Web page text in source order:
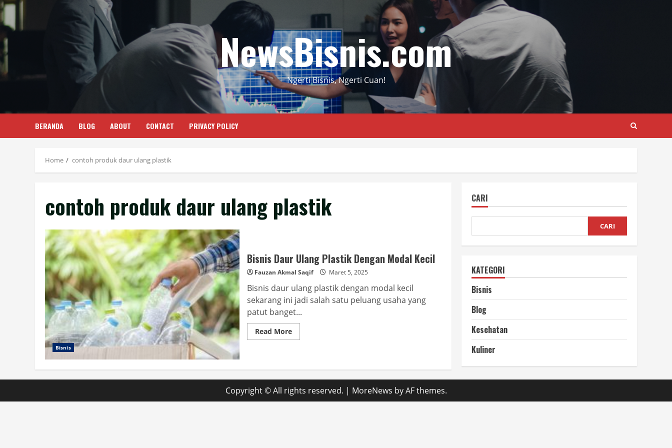
Skip
content
NewsBisnis.com
Ngerti Bisnis, Ngerti Cuan!
BERANDA BLOG ABOUT CONTACT PRIVACY POLICY
Home contoh produk daur ulang plastik
contoh produk daur ulang plastik
Bisnis
Bisnis Daur Ulang Plastik Dengan Modal Kecil
Fauzan Akmal Saqif Maret 5, 2025
Bisnis daur ulang plastik dengan modal kecil
sekarang ini jadi salah satu peluang usaha yang
patut banget...
Read MoreRead
more
Plastik
Dengan
Modal
Kecil
CARI
CARI
KATEGORI
Bisnis
Blog
Kesehatan
Kuliner
Copyright © All rights reserved. | MoreNews by AF themes.